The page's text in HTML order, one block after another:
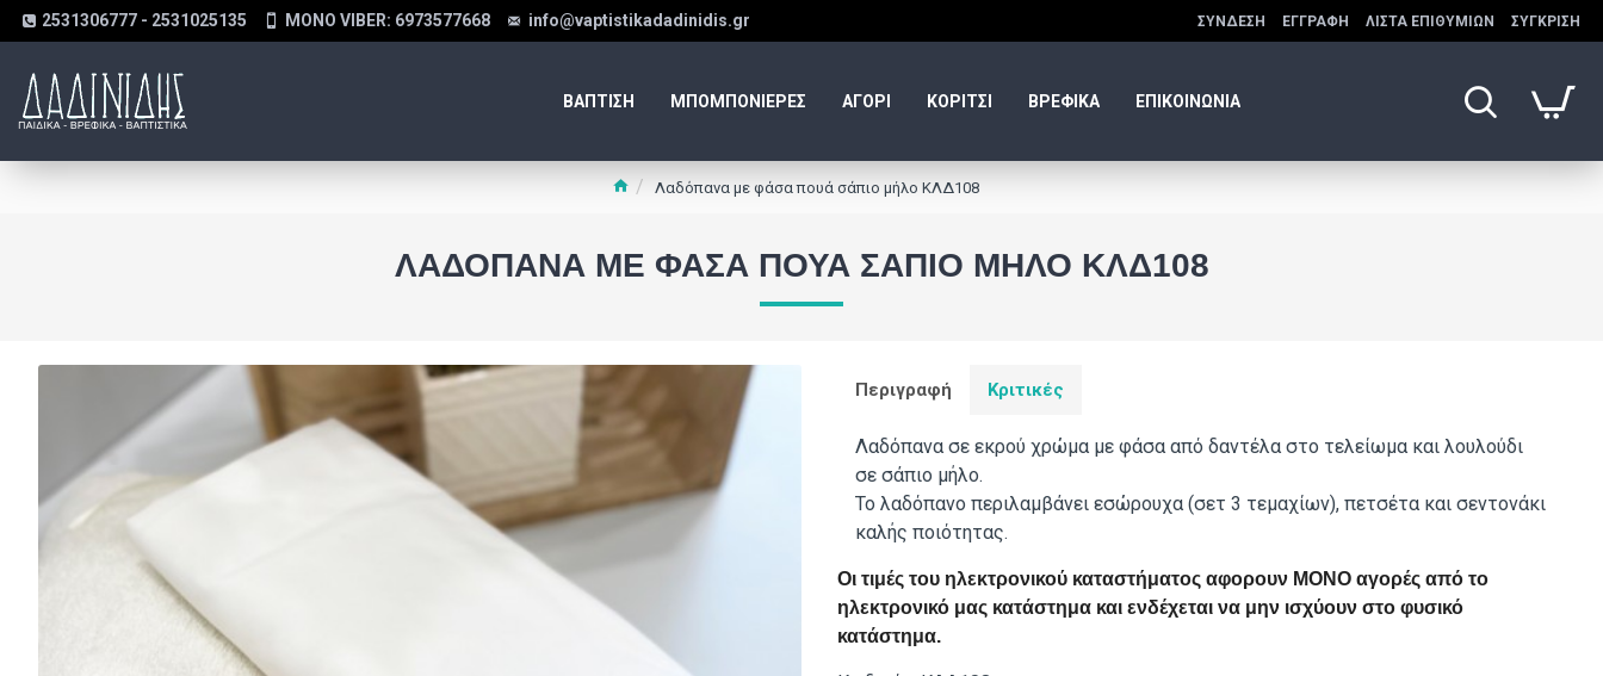
2531306777 - 2531025135 MONO VIBER: 6973577668 info@vaptistikadadinidis.gr ΣΎΝΔΕΣΗ ΕΓΓΡΑΦΉ ΛΊΣΤΑ ΕΠΙΘΥΜΙΏΝ ΣΎΓΚΡΙΣΗ
ΒΑΠΤΙΣΗ ΜΠΟΜΠΟΝΙΕΡΕΣ ΑΓΟΡΙ ΚΟΡΙΤΣΙ ΒΡΕΦΙΚΑ ΕΠΙΚΟΙΝΩΝΙΑ
Λαδόπανα με φάσα πουά σάπιο μήλο ΚΛΔ108
ΛΑΔΌΠΑΝΑ ΜΕ ΦΆΣΑ ΠΟΥΆ ΣΆΠΙΟ ΜΉΛΟ ΚΛΔ108
Περιγραφή Κριτικές
Λαδόπανα σε εκρού χρώμα με φάσα από δαντέλα στο τελείωμα και λουλούδι
σε σάπιο μήλο.
Το λαδόπανο περιλαμβάνει εσώρουχα (σετ 3 τεμαχίων), πετσέτα και σεντονάκι
καλής ποιότητας.
Οι τιμές του ηλεκτρονικού καταστήματος αφορουν ΜΟΝΟ αγορές από το
ηλεκτρονικό μας κατάστημα και ενδέχεται να μην ισχύουν στο φυσικό
κατάστημα.